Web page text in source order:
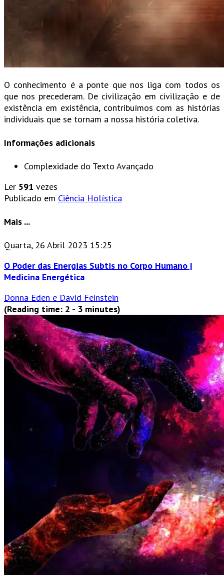
O conhecimento é a ponte que nos liga com todos os
que nos precederam. De civilização em civilização e de
existência em existência, contribuímos com as histórias
individuais que se tornam a nossa história coletiva.
Informações adicionais
Complexidade do Texto Avançado
Ler 591 vezes
Publicado em Ciência Holística
Mais ...
Quarta, 26 Abril 2023 15:25
O Poder das Energias Subtis no Corpo Humano |
Medicina Energética
Donna Eden e David Feinstein
(Reading time: 2 - 3 minutes)